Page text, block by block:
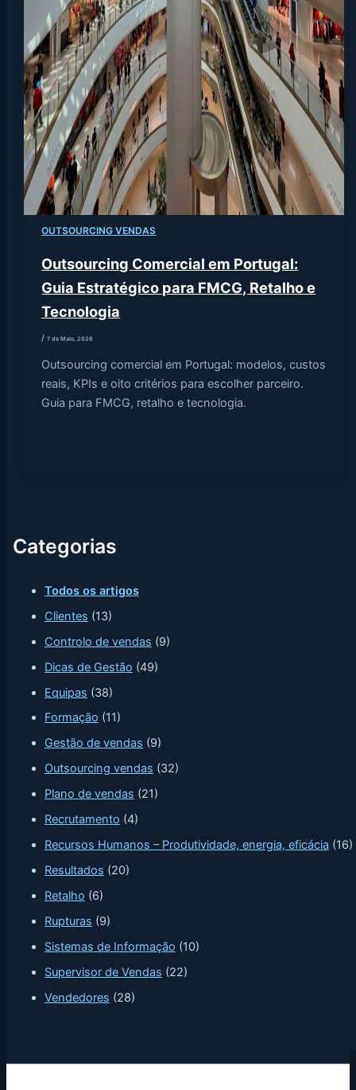
Categorias
Todos os artigos
Clientes (13)
Controlo de vendas (9)
Dicas de Gestão (49)
Equipas (38)
Formação (11)
Gestão de vendas (9)
Outsourcing vendas (32)
Plano de vendas (21)
Recrutamento (4)
Recursos Humanos – Produtividade, energia, eficácia (16)
Resultados (20)
Retalho (6)
Rupturas (9)
Sistemas de Informação (10)
Supervisor de Vendas (22)
Vendedores (28)
OUTSOURCING VENDAS
Outsourcing Comercial em Portugal:
Guia Estratégico para FMCG, Retalho e
Tecnologia
/7 de Maio, 2026
Outsourcing comercial em Portugal: modelos, custos
reais, KPIs e oito critérios para escolher parceiro.
Guia para FMCG, retalho e tecnologia.